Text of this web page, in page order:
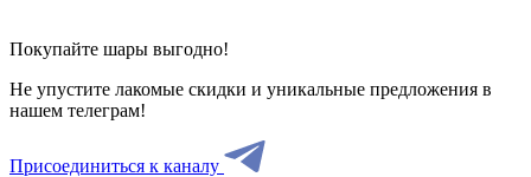
Покупайте шары выгодно!
Не упустите лакомые скидки и уникальные предложения в
нашем телеграм!
Присоединиться к каналу